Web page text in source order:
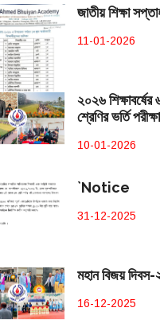
জাতীয় শিক্ষা
11-01-2026
২০২৬ শিক্ষাবর্ষের
শ্রেণির ভর্তি
10-01-2026
`Notice
31-12-2025
মহান বিজয়
16-12-2025